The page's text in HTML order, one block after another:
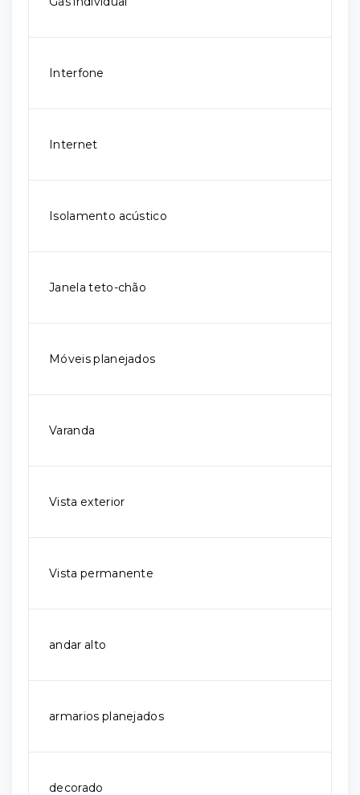
Interfone
Internet
Isolamento acústico
Janela teto-chão
Móveis planejados
Varanda
Vista exterior
Vista permanente
andar alto
armarios planejados
decorado